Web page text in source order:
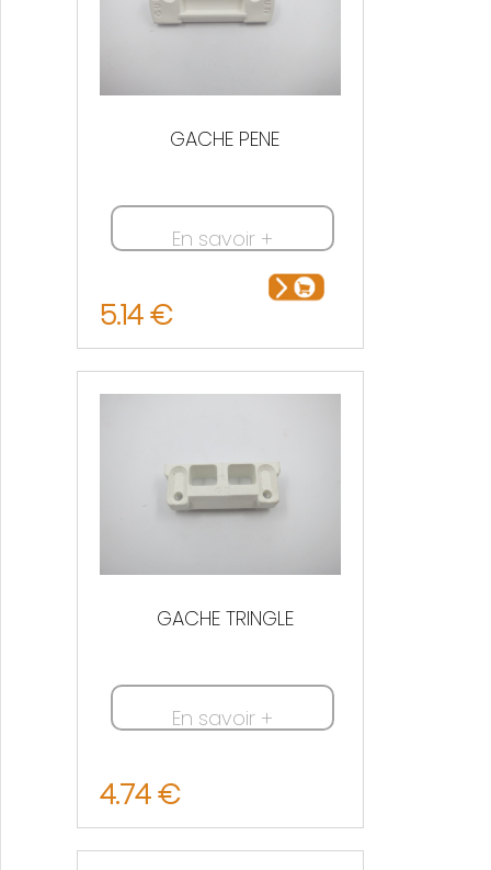
GACHE PENE
En savoir +
5.14 €
GACHE TRINGLE
En savoir +
4.74 €
Nous contacter